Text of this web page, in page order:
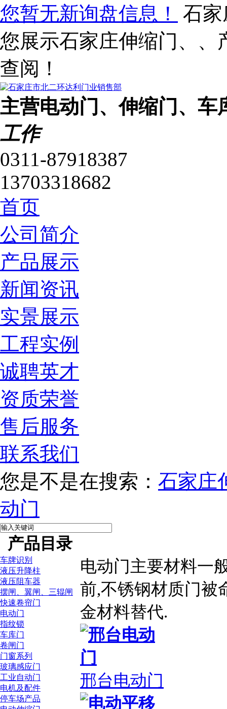
您暂无新询盘信息！
石
您展示石家庄伸缩门、、
查阅！
主营电动门、伸缩门、车
工作
0311-87918387
13703318682
首页
公司简介
产品展示
新闻资讯
实景展示
工程实例
诚聘英才
资质荣誉
售后服务
联系我们
您是不是在搜索： 石家庄
动门
产品目录
车牌识别
液压升降柱
液压阻车器
摆闸、翼闸、三辊闸
快速卷帘门
电动门
指纹锁
车库门
卷闸门
门窗系列
玻璃感应门
工业自动门
电机及配件
停车场产品
电动门主要材料一
前,不锈钢材质门被
金材料替代.
邢台电动门